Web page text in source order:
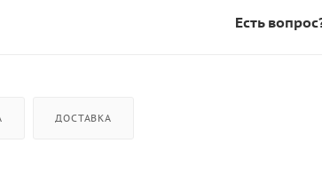
Есть
ДОСТАВКА